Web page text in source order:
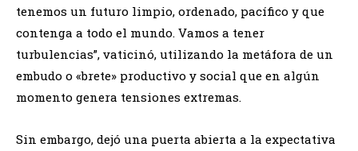
tenemos un futuro limpio, ordenado, pacífico y que
contenga a todo el mundo. Vamos a tener
turbulencias”, vaticinó, utilizando la metáfora de un
embudo o «brete» productivo y social que en algún
momento genera tensiones extremas.
​Sin embargo, dejó una puerta abierta a la expectativa